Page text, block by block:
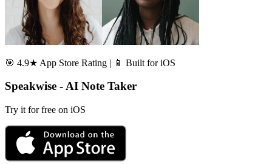
🎯 4.9★ App Store Rating | 📱 Built for iOS
Speakwise - AI Note Taker
Try it for free on iOS